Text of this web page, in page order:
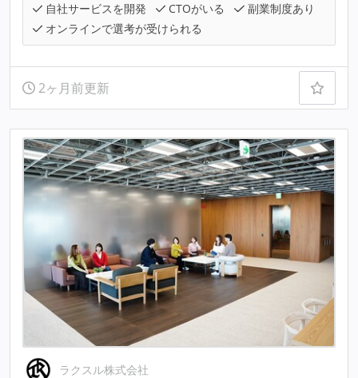
自社サービスを開発
CTOがいる
副業制度あり
オンラインで選考が受けられる
2ヶ月前更新
ラクスル株式会社